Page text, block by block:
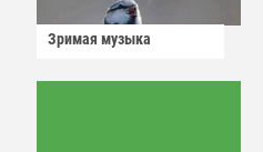
Зримая музыка